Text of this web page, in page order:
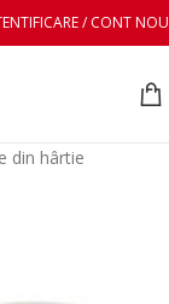
/ CONT NOU
din hârtie